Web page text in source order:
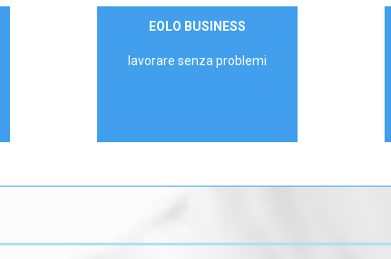
ContattaciEOLO BUSINESS
lavorare senza problemi